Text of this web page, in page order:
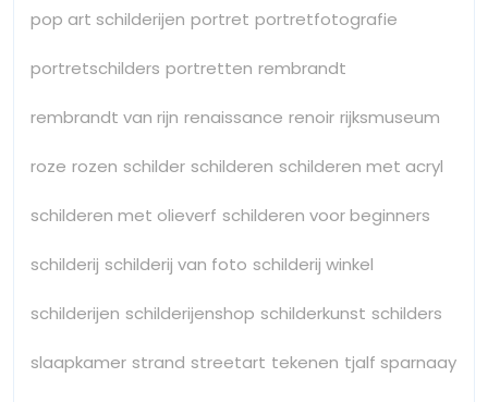
pop art schilderijen portret portretfotografie
portretschilders portretten rembrandt
rembrandt van rijn renaissance renoir rijksmuseum
roze rozen schilder schilderen schilderen met acryl
schilderen met olieverf schilderen voor beginners
schilderij schilderij van foto schilderij winkel
schilderijen schilderijenshop schilderkunst schilders
slaapkamer strand streetart tekenen tjalf sparnaay